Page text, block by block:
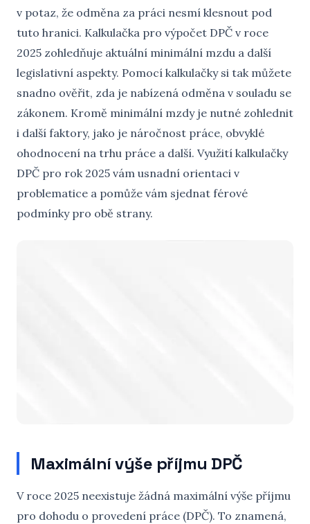
v potaz, že odměna za práci nesmí klesnout pod
tuto hranici. Kalkulačka pro výpočet DPČ v roce
2025 zohledňuje aktuální minimální mzdu a další
legislativní aspekty. Pomocí kalkulačky si tak můžete
snadno ověřit, zda je nabízená odměna v souladu se
zákonem. Kromě minimální mzdy je nutné zohlednit
i další faktory, jako je náročnost práce, obvyklé
ohodnocení na trhu práce a další. Využití kalkulačky
DPČ pro rok 2025 vám usnadní orientaci v
problematice a pomůže vám sjednat férové
podmínky pro obě strany.
Maximální výše příjmu DPČ
V roce 2025 neexistuje žádná maximální výše příjmu
pro dohodu o provedení práce (DPČ). To znamená,